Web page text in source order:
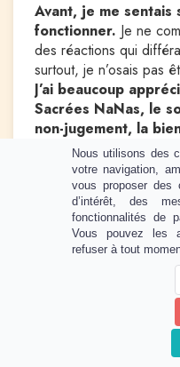
Avant, je me sentais
fonctionner. Je ne
des réactions qui
surtout, je n’osais pas
J’ai beaucoup
Sacrées NaNas, le
non-jugement, la
Ne plus se sentir
Je ne m’attendais
groupe.
Nous sommes toutes
unes envers les
même sans se
Grâce à cet
désormais
Simplement moi, à ma
avec des projets que
Cela m’a permis de
Nous utilisons des
votre navigation,
vous proposer des
d’intérêt, des
fonctionnalités de
Vous pouvez les
refuser à tout